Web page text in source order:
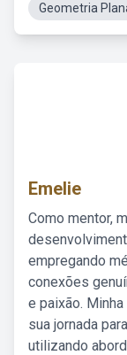
Geometria
Emelie
Como mentor,
empregando
conexões
e paixão.
sua jornada
utilizando